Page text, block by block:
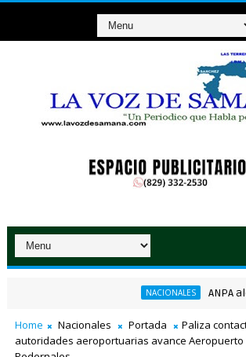
NACIONALES ANPA alerta
en la convención del PRM
Home Nacionales Portada
Paliza
autoridades aeroportuarias avance Aeropuerto